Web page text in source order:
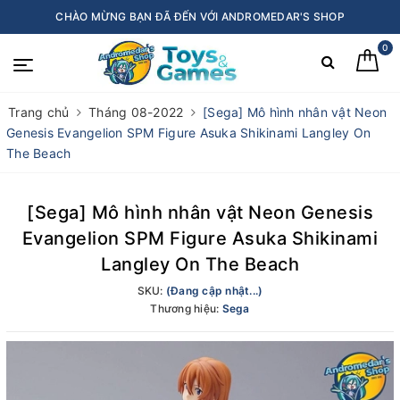
CHÀO MỪNG BẠN ĐÃ ĐẾN VỚI ANDROMEDAR'S SHOP
0
Trang chủ Tháng 08-2022
[Sega] Mô hình nhân vật Neon
Genesis Evangelion SPM Figure Asuka Shikinami Langley On
The Beach
[Sega] Mô hình nhân vật Neon Genesis
Evangelion SPM Figure Asuka Shikinami
Langley On The Beach
SKU: (Đang cập nhật...)
Thương hiệu: Sega